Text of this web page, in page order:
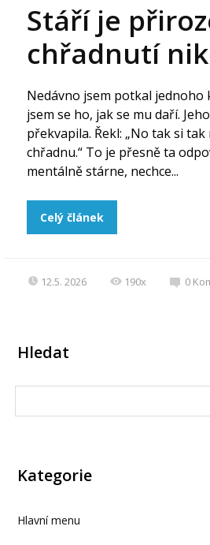
Stáří je
chřadnutí
Nedávno jsem potkal jednoho
jsem se ho, jak se mu daří.
překvapila. Řekl: „No tak si
chřadnu.“ To je přesně ta
mentálně stárne, nechce...
Celý článek
12.5. 2026 190x 0
Hledat
Kategorie
Hlavní menu